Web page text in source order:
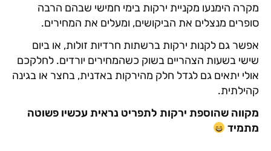
מקרה הימנעו מקניית ירקות בימי חמישי שבהם הרבה
סופרים מנצלים את הביקושים, ומעלים את המחירים.
אפשר גם לקנות ירקות ברשתות חרדיות זולות, או ביום
שישי בשעות הצהריים בשוק כשהמחירים יורדים. לחלקכם
אולי יתאים גם לגדל חלק מהירקות באדנית, בחצר או בגינה
קהילתית.
מקווה שהוספת ירקות לתפריט נראית עכשיו פשוטה
מתמיד